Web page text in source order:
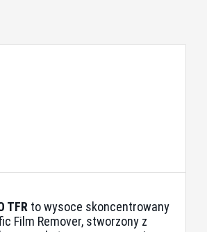
TFR to wysoce skoncentrowany
Film Remover, stworzony z